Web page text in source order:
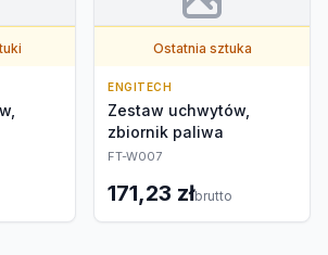
Ostatnia sztuka
ENGITECH
Zestaw uchwytów,
zbiornik paliwa
FT-W007
171,23 złbrutto